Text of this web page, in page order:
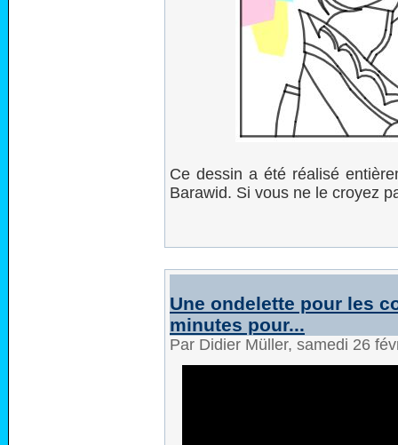
Ce dessin a été réalisé
Barawid. Si vous ne le croyez
Une ondelette pour les
minutes pour...
Par Didier Müller, samedi 26